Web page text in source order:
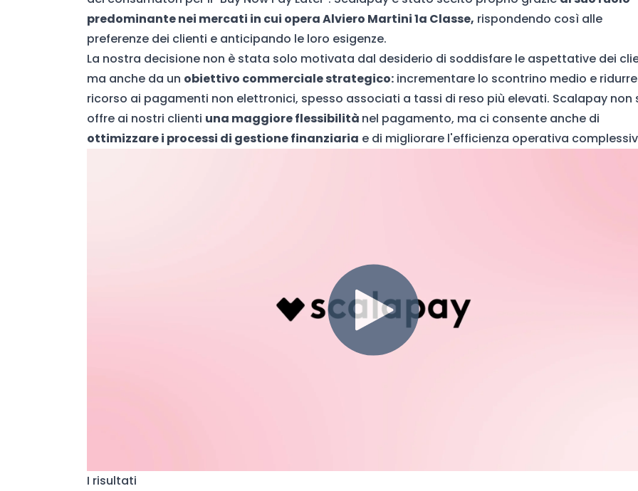
predominante nei mercati in cui opera Alviero Martini1a Classe, rispondendo così alle
preferenze dei clienti e anticipando le loro esigenze.
La nostra decisione non è stata solo motivata dal desiderio di soddisfare le aspettative dei
ma anche da un obiettivo commerciale strategico: incrementare lo scontrino medio e
ricorso ai pagamenti non elettronici, spesso associati a tassi di reso più elevati. Scalapay non
offre ai nostri clienti una maggiore flessibilità nel pagamento, ma ci consente anche di
ottimizzare i processi di gestione finanziaria e di migliorare l'efficienza operativa
I risultati